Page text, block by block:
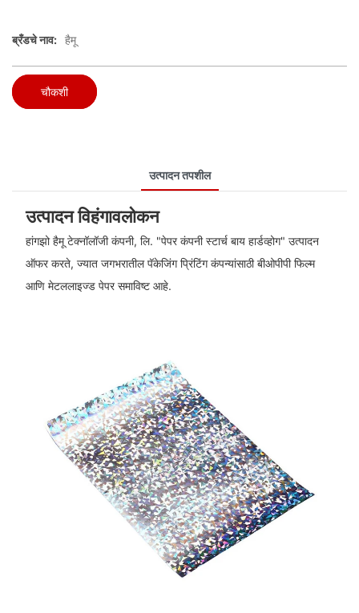
ब्रँडचे नाव: हैमू
चौकशी
उत्पादन तपशील
उत्पादन विहंगावलोकन
हांगझो हैमू टेक्नॉलॉजी कंपनी, लि. "पेपर कंपनी स्टार्च बाय हार्डव्होग" उत्पादन
ऑफर करते, ज्यात जगभरातील पॅकेजिंग प्रिंटिंग कंपन्यांसाठी बीओपीपी फिल्म
आणि मेटललाइज्ड पेपर समाविष्ट आहे.